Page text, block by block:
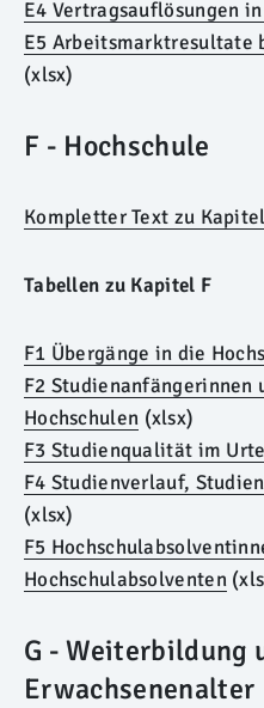
E4 Vertragsauflösungen
E5 Arbeitsmarktresultate
(xlsx)
F - Hochschule
Kompletter Text zu
Tabellen zu Kapitel F
F1 Übergänge in die
F2 Studienanfängerinnen
Hochschulen (xlsx)
F3 Studienqualität im
F4 Studienverlauf,
(xlsx)
F5
Hochschulabsolventen
G - Weiterbildung
Erwachsenenalter